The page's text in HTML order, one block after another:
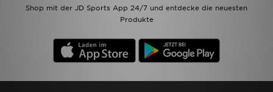
Shop mit der JD Sports App 24/7 und entdecke die neuesten
Produkte